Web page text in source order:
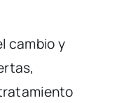
cambio y